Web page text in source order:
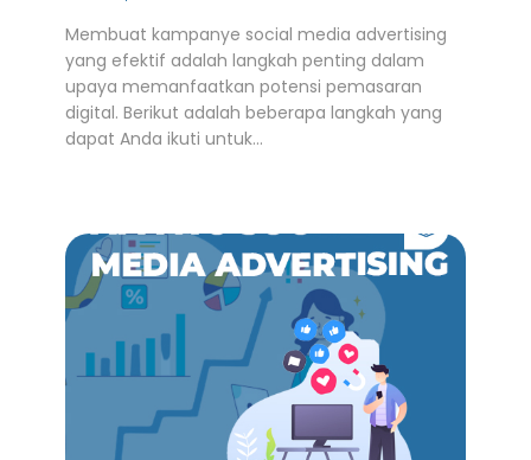
Membuat kampanye social media advertising
yang efektif adalah langkah penting dalam
upaya memanfaatkan potensi pemasaran
digital. Berikut adalah beberapa langkah yang
dapat Anda ikuti untuk…